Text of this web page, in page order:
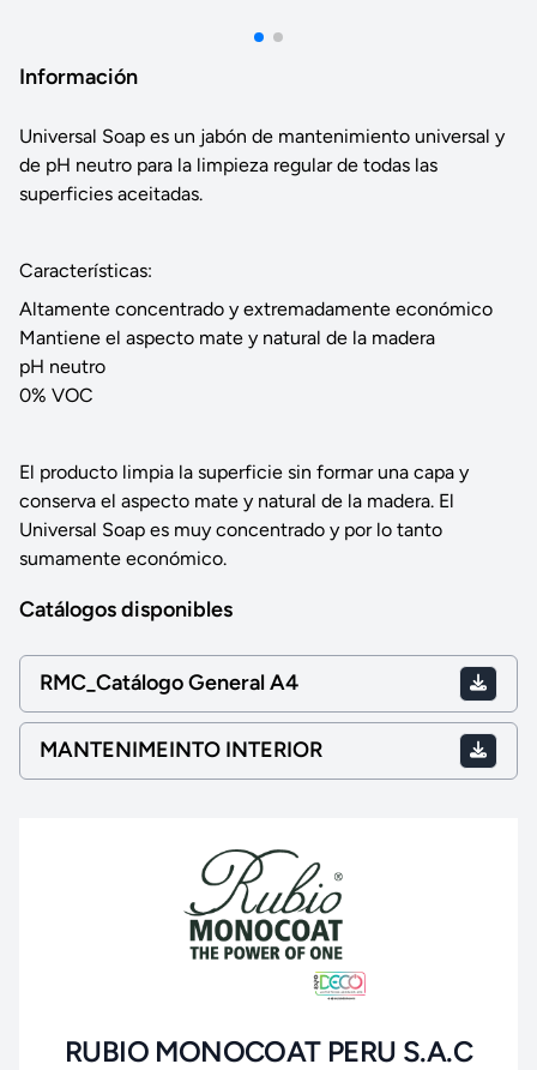
Información
Universal Soap es un jabón de mantenimiento universal y
de pH neutro para la limpieza regular de todas las
superficies aceitadas.
Características:
Altamente concentrado y extremadamente económico
Mantiene el aspecto mate y natural de la madera
pH neutro
0% VOC
El producto limpia la superficie sin formar una capa y
conserva el aspecto mate y natural de la madera. El
Universal Soap es muy concentrado y por lo tanto
sumamente económico.
Catálogos disponibles
RMC_Catálogo General A4
MANTENIMEINTO INTERIOR
RUBIO MONOCOAT PERU S.A.C